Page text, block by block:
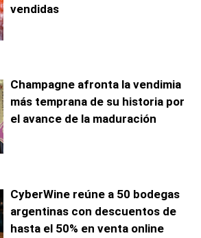
vendidas
Champagne afronta la vendimia
más temprana de su historia por
el avance de la maduración
CyberWine reúne a 50 bodegas
argentinas con descuentos de
hasta el 50% en venta online